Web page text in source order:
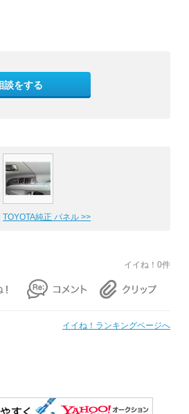
談をする
TOYOTA純正 パネル >>
イイね！0件
イイね！ランキングページへ